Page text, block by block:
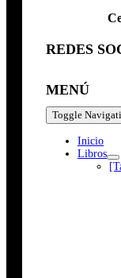
REDES
MENÚ
Toggle
Inicio
Libros